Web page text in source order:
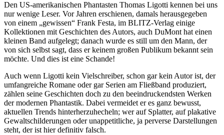
Den US-amerikanischen Phantasten Thomas Ligotti kennen bei uns
nur wenige Leser. Vor Jahren erschienen, damals herausgegeben
von einem „gewissen“ Frank Festa, im BLITZ-Verlag einige
Kollektionen mit Geschichten des Autors, auch DuMont hat einen
kleinen Band aufgelegt; danach wurde es still um den Mann, der
von sich selbst sagt, dass er keinem großen Publikum bekannt sein
möchte. Und dies ist eine Schande!
Auch wenn Ligotti kein Vielschreiber, schon gar kein Autor ist, der
umfangreiche Romane oder gar Serien am Fließband produziert,
zählen seine Geschichten doch zu den beeindruckendsten Werken
der modernen Phantastik. Dabei vermeidet er es ganz bewusst,
aktuellen Trends hinterherzuhecheln; wer auf Splatter, auf plakative
Gewaltschilderungen oder unappetitliche, ja perverse Darstellungen
steht, der ist hier definitiv falsch.